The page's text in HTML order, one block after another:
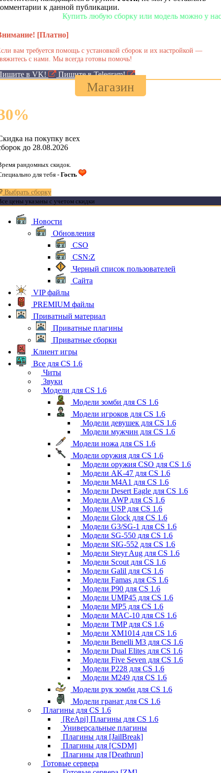
к данной публикации.
Купить любую сборку или модель можно у нас в
[Платно]
вам требуется помощь с установкой сборок и их настройкой —
с нами. Мы всегда готовы помочь!
в VK! Пишите в Telegram!
Магазин
%
на покупку всех
до 28.08.2026
рандомных скидок.
для тебя - Гость
Выбрать сборку
цены указаны с учетом скидки
Новости
Обновления
CSO
CSN:Z
Черный список пользователей
Сайта
VIP файлы
PREMIUM файлы
Приватный материал
Приватные плагины
Приватные сборки
Клиент игры
Все для CS 1.6
Читы
Звуки
Модели для CS 1.6
Модели зомби для CS 1.6
Модели игроков для CS 1.6
Модели девушек для CS 1.6
Модели мужчин для CS 1.6
Модели ножа для CS 1.6
Модели оружия для CS 1.6
Модели оружия CSO для CS 1.6
Модели AK-47 для CS 1.6
Модели M4A1 для CS 1.6
Модели Desert Eagle для CS 1.6
Модели AWP для CS 1.6
Модели USP для CS 1.6
Модели Glock для CS 1.6
Модели G3/SG-1 для CS 1.6
Модели SG-550 для CS 1.6
Модели SIG-552 для CS 1.6
Модели Steyr Aug для CS 1.6
Модели Scout для CS 1.6
Модели Galil для CS 1.6
Модели Famas для CS 1.6
Модели P90 для CS 1.6
Модели UMP45 для CS 1.6
Модели MP5 для CS 1.6
Модели MAC-10 для CS 1.6
Модели TMP для CS 1.6
Модели XM1014 для CS 1.6
Модели Benelli M3 для CS 1.6
Модели Dual Elites для CS 1.6
Модели Five Seven для CS 1.6
Модели P228 для CS 1.6
Модели M249 для CS 1.6
Модели рук зомби для CS 1.6
Модели гранат для CS 1.6
Плагины для CS 1.6
[ReApi] Плагины для CS 1.6
Универсальные плагины
Плагины для [JailBreak]
Плагины для [CSDM]
Плагины для [Deathrun]
Готовые сервера